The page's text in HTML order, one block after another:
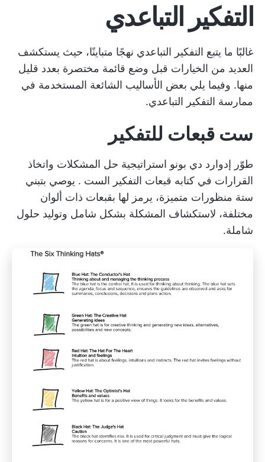
التفكير التباعدي
غالبًا ما يتبع التفكير التباعدي نهجًا متباينًا، حيث يستكشف
العديد من الخيارات قبل وضع قائمة مختصرة بعدد قليل
منها. وفيما يلي بعض الأساليب الشائعة المستخدمة في
ممارسة التفكير التباعدي.
ست قبعات للتفكير
طوّر إدوارد دي بونو استراتيجية حل المشكلات واتخاذ
القرارات في كتابه قبعات التفكير الست . يوصي بتبني
ستة منظورات متميزة، يرمز لها بقبعات ذات ألوان
مختلفة، لاستكشاف المشكلة بشكل شامل وتوليد حلول
شاملة.